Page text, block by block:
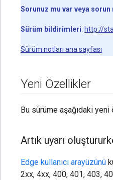
Sorunuz mu var veya sorun
Sürüm bildirimleri: http://
Sürüm notları ana sayfası
Yeni Özellikler
Bu sürüme aşağıdaki
Artık uyarı
Edge kullanıcı arayüzünü
2xx, 4xx, 400, 401, 403,